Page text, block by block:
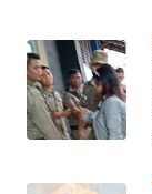
WN
TANJUNG
LESUNG
WN